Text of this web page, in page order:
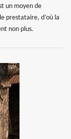
un moyen de
prestataire, d’où la
non plus.